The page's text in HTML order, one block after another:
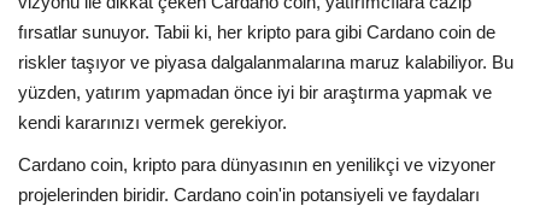
fırsatlar sunuyor. Tabii ki, her kripto para gibi Cardano coin de
riskler taşıyor ve piyasa dalgalanmalarına maruz kalabiliyor. Bu
yüzden, yatırım yapmadan önce iyi bir araştırma yapmak ve
kendi kararınızı vermek gerekiyor.
Cardano coin, kripto para dünyasının en yenilikçi ve vizyoner
projelerinden biridir. Cardano coin'in potansiyeli ve faydaları